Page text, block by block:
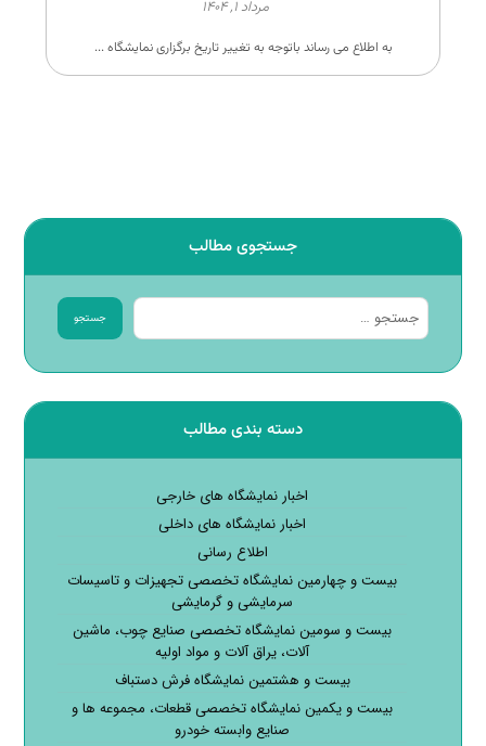
مرداد ۱, ۱۴۰۴
به اطلاع می رساند باتوجه به تغییر تاریخ برگزاری نمایشگاه ...
جستجوی مطالب
جستجو
دسته بندی مطالب
اخبار نمایشگاه های خارجی
اخبار نمایشگاه های داخلی
اطلاع رسانی
بیست و چهارمین نمایشگاه تخصصی تجهیزات و تاسیسات
سرمایشی و گرمایشی
بیست و سومین نمایشگاه تخصصی صنایع چوب، ماشین
آلات، یراق آلات و مواد اولیه
بیست و هشتمین نمایشگاه فرش دستباف
بیست و یکمین نمایشگاه تخصصی قطعات، مجموعه ها و
صنایع وابسته خودرو